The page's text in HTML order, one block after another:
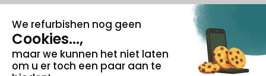
100% beveiligde betaling